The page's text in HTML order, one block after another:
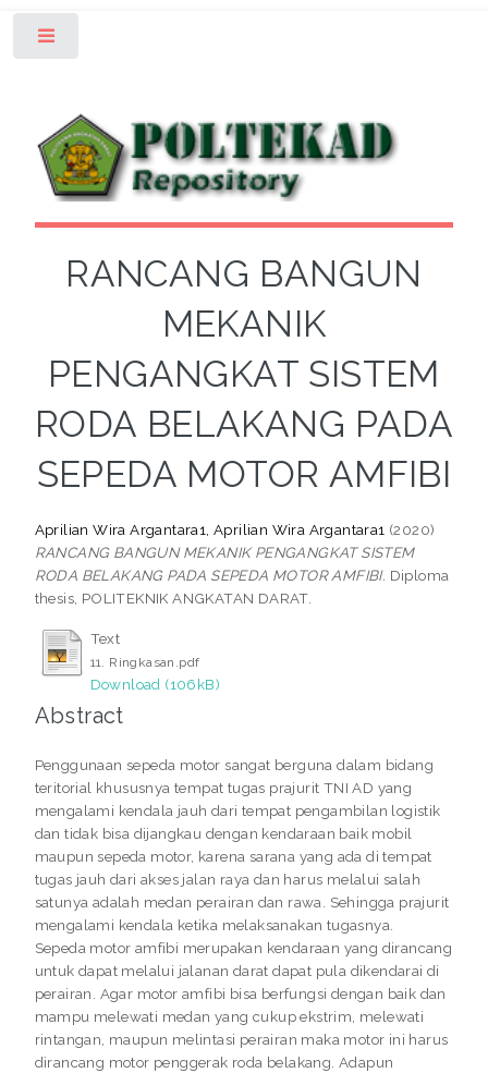
RANCANG BANGUN
MEKANIK
PENGANGKAT SISTEM
RODA BELAKANG PADA
SEPEDA MOTOR AMFIBI
Aprilian Wira Argantara1, Aprilian Wira Argantara1 (2020)
RANCANG BANGUN MEKANIK PENGANGKAT SISTEM
RODA BELAKANG PADA SEPEDA MOTOR AMFIBI. Diploma
thesis, POLITEKNIK ANGKATAN DARAT.
Text
11. Ringkasan.pdf
Download (106kB)
Abstract
Penggunaan sepeda motor sangat berguna dalam bidang
teritorial khususnya tempat tugas prajurit TNI AD yang
mengalami kendala jauh dari tempat pengambilan logistik
dan tidak bisa dijangkau dengan kendaraan baik mobil
maupun sepeda motor, karena sarana yang ada di tempat
tugas jauh dari akses jalan raya dan harus melalui salah
satunya adalah medan perairan dan rawa. Sehingga prajurit
mengalami kendala ketika melaksanakan tugasnya.
Sepeda motor amfibi merupakan kendaraan yang dirancang
untuk dapat melalui jalanan darat dapat pula dikendarai di
perairan. Agar motor amfibi bisa berfungsi dengan baik dan
mampu melewati medan yang cukup ekstrim, melewati
rintangan, maupun melintasi perairan maka motor ini harus
dirancang motor penggerak roda belakang. Adapun